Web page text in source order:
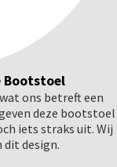
Bootstoel
ons betreft een
deze bootstoel
iets straks uit. Wij
dit design.